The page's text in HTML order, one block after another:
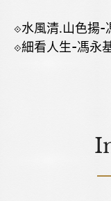
⟐水風清.山色揚-
⟐細看人生-馮永